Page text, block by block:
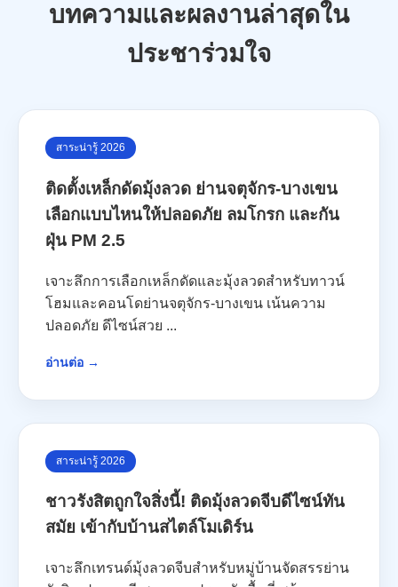
บทความและผลงานล่าสุดใน
ประชาร่วมใจ
สาระน่ารู้ 2026
ติดตั้งเหล็กดัดมุ้งลวด ย่านจตุจักร-บางเขน
เลือกแบบไหนให้ปลอดภัย ลมโกรก และกัน
ฝุ่น PM 2.5
เจาะลึกการเลือกเหล็กดัดและมุ้งลวดสำหรับทาวน์
โฮมและคอนโดย่านจตุจักร-บางเขน เน้นความ
ปลอดภัย ดีไซน์สวย ...
อ่านต่อ →
สาระน่ารู้ 2026
ชาวรังสิตถูกใจสิ่งนี้! ติดมุ้งลวดจีบดีไซน์ทัน
สมัย เข้ากับบ้านสไตล์โมเดิร์น
เจาะลึกเทรนด์มุ้งลวดจีบสำหรับหมู่บ้านจัดสรรย่าน